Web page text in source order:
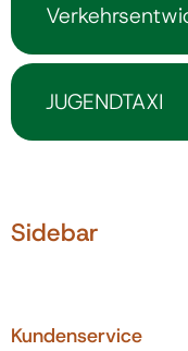
JUGENDTAXI
Sidebar
Kundenservice